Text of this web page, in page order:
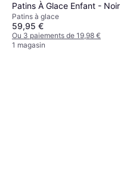
Patins À Glace Enfant - Noir
Patins à glace
59,95 €
Ou 3 paiements de 19,98 €
1 magasin